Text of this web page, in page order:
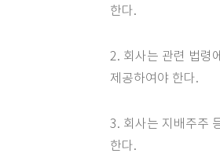
한다.
2. 회사는 관련 법령
제공하여야 한다.
3. 회사는 지배주주
한다.